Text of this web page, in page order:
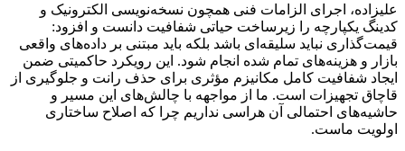
علیزاده، اجرای الزامات فنی همچون نسخه‌نویسی الکترونیک و
کدینگ یکپارچه را زیرساخت حیاتی شفافیت دانست و افزود:
قیمت‌گذاری نباید سلیقه‌ای باشد بلکه باید مبتنی بر داده‌های واقعی
بازار و هزینه‌های تمام‌ شده انجام شود. این رویکرد حاکمیتی ضمن
ایجاد شفافیت کامل مکانیزم مؤثری برای حذف رانت و جلوگیری از
قاچاق تجهیزات است. ما از مواجهه با چالش‌های این مسیر و
حاشیه‌های احتمالی آن هراسی نداریم چرا که اصلاح ساختاری
اولویت ماست.